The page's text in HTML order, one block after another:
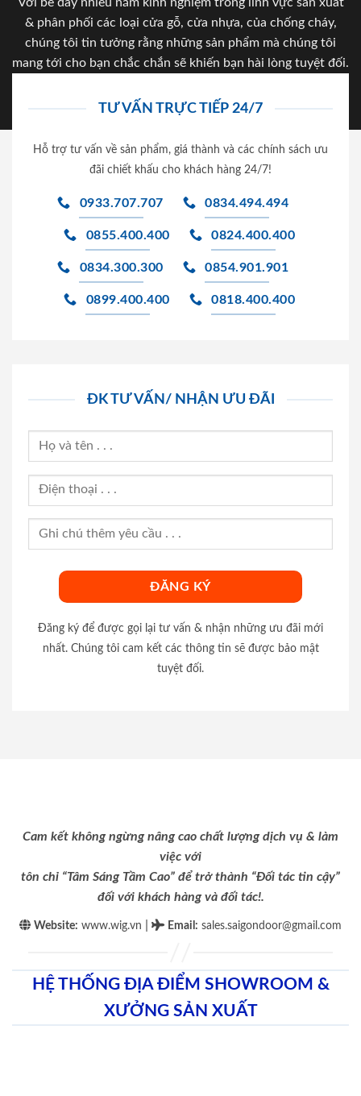
Với bề dày nhiều năm kinh nghiệm trong lĩnh vực sản xuất
& phân phối các loại cửa gỗ, cửa nhựa, của chống cháy,
chúng tôi tin tưởng rằng những sản phẩm mà chúng tôi
mang tới cho bạn chắc chắn sẽ khiến bạn hài lòng tuyệt đối.
TƯ VẤN TRỰC TIẾP 24/7
Hỗ trợ tư vấn về sản phẩm, giá thành và các chính sách ưu
đãi chiết khấu cho khách hàng 24/7!
0933.707.707 0834.494.494
0855.400.400 0824.400.400
0834.300.300 0854.901.901
0899.400.400 0818.400.400
ĐK TƯ VẤN/ NHẬN ƯU ĐÃI
Đăng ký để được gọi lại tư vấn & nhận những ưu đãi mới
nhất. Chúng tôi cam kết các thông tin sẽ được bảo mật
tuyệt đối.
Cam kết không ngừng nâng cao chất lượng dịch vụ & làm
việc với
tôn chỉ “Tâm Sáng Tầm Cao” để trở thành “Đối tác tin cậy”
đối với khách hàng và đối tác!.
Website: www.wig.vn Email : sales.saigondoor@gmail.com
HỆ THỐNG ĐỊA ĐIỂM SHOWROOM &
XƯỞNG SẢN XUẤT